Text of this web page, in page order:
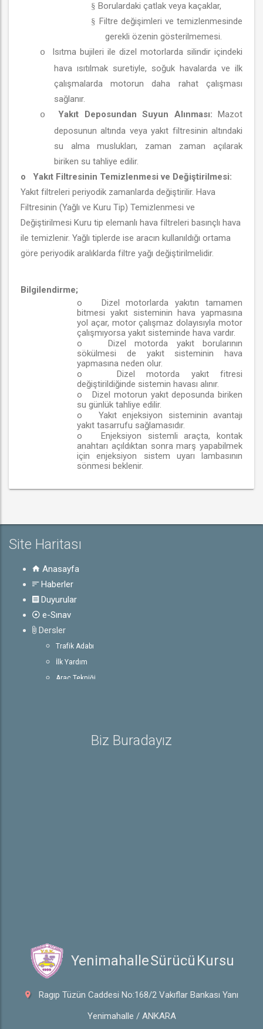
§ Borulardaki çatlak veya kaçaklar,
§ Filtre değişimleri ve temizlenmesinde
gerekli özenin gösterilmemesi.
o
Isıtma bujileri ile dizel motorlarda silindir içindeki
hava ısıtılmak suretiyle, soğuk havalarda ve ilk
çalışmalarda motorun daha rahat çalışması
sağlanır.
o Yakıt Deposundan Suyun Alınması: Mazot
deposunun altında veya yakıt filtresinin altındaki
su alma muslukları, zaman zaman açılarak
biriken su tahliye edilir.
o
Yakıt Filtresinin Temizlenmesi ve Değiştirilmesi:
Yakıt filtreleri periyodik zamanlarda değiştirilir. Hava
Filtresinin (Yağlı ve Kuru Tip) Temizlenmesi ve
Değiştirilmesi Kuru tip elemanlı hava filtreleri basınçlı hava
ile temizlenir. Yağlı tiplerde ise aracın kullanıldığı ortama
göre periyodik aralıklarda filtre yağı değiştirilmelidir.
Bilgilendirme;
o
Dizel motorlarda yakıtın tamamen
bitmesi yakıt sisteminin hava yapmasına
yol açar, motor çalışmaz dolayısıyla motor
çalışmıyorsa yakıt sisteminde hava vardır.
o
Dizel motorda yakıt borularının
sökülmesi de yakıt sisteminin hava
yapmasına neden olur.
o
Dizel motorda yakıt fitresi
değiştirildiğinde sistemin havası alınır.
o
Dizel motorun yakıt deposunda biriken
su günlük tahliye edilir.
o
Yakıt enjeksiyon sisteminin avantajı
yakıt tasarrufu sağlamasıdır.
o
Enjeksiyon sistemli araçta, kontak
anahtarı açıldıktan sonra marş yapabilmek
için enjeksiyon sistem uyarı lambasının
sönmesi beklenir.
Site Haritası
Anasayfa
Haberler
Duyurular
e-Sınav
Dersler
Trafik Adabı
İlk Yardım
Araç Tekniği
Sürücü BelgeleriBiz Buradayız
Yenimahalle Sürücü Kursu
Ragıp Tüzün Caddesi No:168/2 Vakıflar Bankası Yanı
Yenimahalle / ANKARA